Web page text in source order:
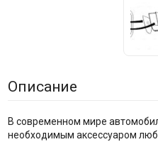
Описание
В современном мире
необходимым аксессуаром